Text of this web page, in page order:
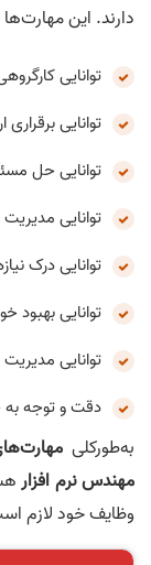
دارند. این
توانایی
توانایی
توانایی حل
توانایی
توانایی درک
توانایی بهبود
توانایی
دقت و توجه به
به‌طورکلی
مهندس نرم افزار
وظایف خود لازم